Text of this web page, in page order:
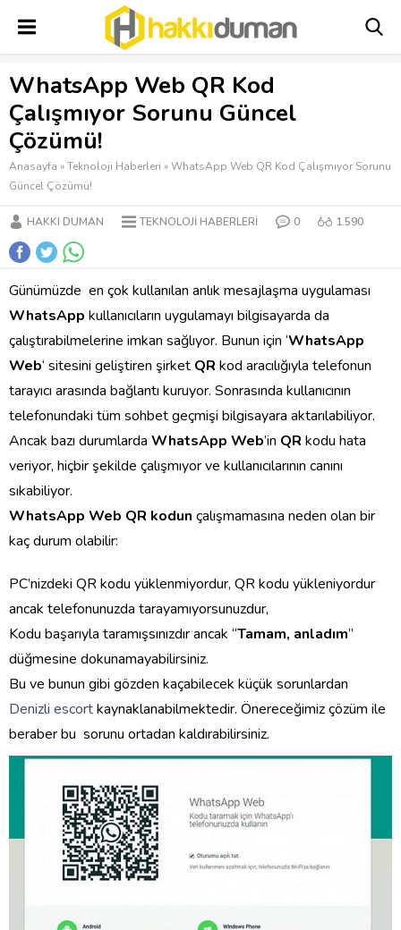
WhatsApp Web QR Kod
Çalışmıyor Sorunu Güncel
Çözümü!
Anasayfa »Teknoloji Haberleri »WhatsApp Web QR Kod Çalışmıyor Sorunu
Güncel Çözümü!
HAKKI DUMAN TEKNOLOJI HABERLERI 0 1.590
Günümüzde en çok kullanılan anlık mesajlaşma uygulaması
WhatsApp kullanıcıların uygulamayı bilgisayarda da
çalıştırabilmelerine imkan sağlıyor. Bunun için ‘WhatsApp
Web‘ sitesini geliştiren şirket QR kod aracılığıyla telefonun
tarayıcı arasında bağlantı kuruyor. Sonrasında kullanıcının
telefonundaki tüm sohbet geçmişi bilgisayara aktarılabiliyor.
Ancak bazı durumlarda WhatsApp Web’in QR kodu hata
veriyor, hiçbir şekilde çalışmıyor ve kullanıcılarının canını
sıkabiliyor.
WhatsApp Web QR kodun çalışmamasına neden olan bir
kaç durum olabilir:
PC’nizdeki QR kodu yüklenmiyordur, QR kodu yükleniyordur
ancak telefonunuzda tarayamıyorsunuzdur,
Kodu başarıyla taramışsınızdır ancak “Tamam, anladım”
düğmesine dokunamayabilirsiniz.
Bu ve bunun gibi gözden kaçabilecek küçük sorunlardan
Denizli escortkaynaklanabilmektedir. Önereceğimiz çözüm ile
beraber bu sorunu ortadan kaldırabilirsiniz.